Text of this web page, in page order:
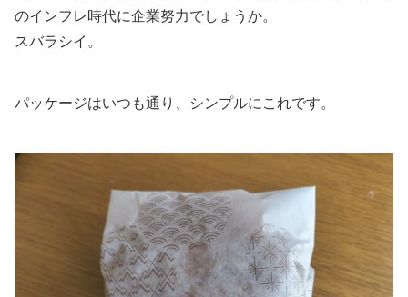
のインフレ時代に企業努力でしょうか。
スバラシイ。
パッケージはいつも通り、シンプルにこれです。